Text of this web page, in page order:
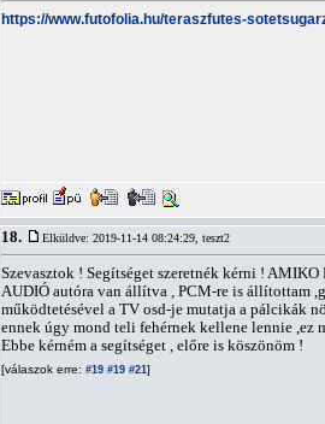
https://www.futofolia.hu/teraszfutes-
18. Elküldve: 2019-11-14 08:24:29, teszt2
Szevasztok ! Segítséget szeretnék kérni !
AUDIÓ autóra van állítva , PCM-re is állítottam
működtetésével a TV osd-je mutatja a pálcikák
ennek úgy mond teli fehérnek kellene lennie ,ez
Ebbe kérném a segítséget , előre is köszönöm !
[válaszok erre: #19 #19 #21]